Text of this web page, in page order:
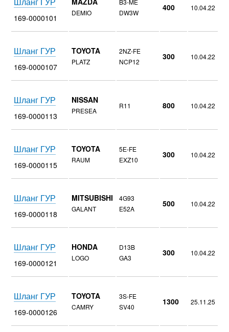
169-0000101
DEMIO
B3-ME
DW3W
400 10.04.22
Шланг ГУР
169-0000107
TOYOTA
PLATZ
2NZ-FE
NCP12
300 10.04.22
Шланг ГУР
169-0000113
NISSAN
PRESEA
R11 800 10.04.22
Шланг ГУР
169-0000115
TOYOTA
RAUM
5Е-FE
EXZ10
300 10.04.22
Шланг ГУР
169-0000118
MITSUBISHI
GALANT
4G93
E52A
500 10.04.22
Шланг ГУР
169-0000121
HONDA
LOGO
D13B
GA3
300 10.04.22
Шланг ГУР
169-0000126
TOYOTA
CAMRY
3S-FE
SV40
1300 25.11.25